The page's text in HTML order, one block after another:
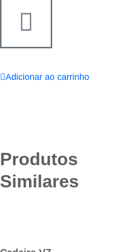
Adicionar ao carrinho
Produtos
Similares